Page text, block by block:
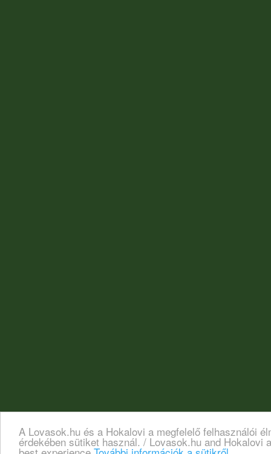
A Lovasok.hu és a Hokalovi a megfelelő felhasználói
érdekében sütiket használ. / Lovasok.hu and Hokalovi